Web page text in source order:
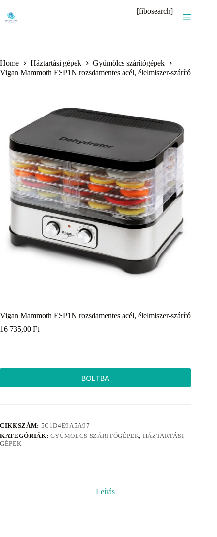
content
[fibosearch]
Home Háztartási gépek
Gyümölcs szárítógépek
Vigan Mammoth ESP1N rozsdamentes acél, élelmiszer-szárító
Vigan Mammoth ESP1N rozsdamentes acél, élelmiszer-szárító
16 735,00 Ft
BOLTBA
CIKKSZÁM: 5C1D4E9A5A97
KATEGÓRIÁK: GYÜMÖLCS SZÁRÍTÓGÉPEK, HÁZTARTÁSI
GÉPEK
Leírás